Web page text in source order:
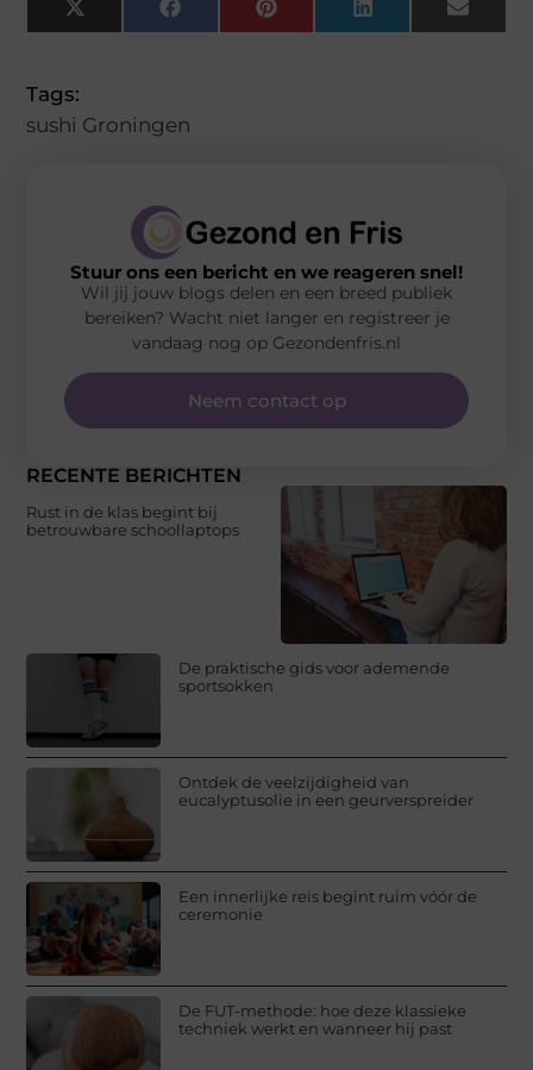
X
(Twitter)
FacebookPinterestLinkedInEmail
Tags:
sushi Groningen
RECENTE BERICHTEN
Rust in de klas begint bij
betrouwbare schoollaptops
De praktische gids voor ademende
sportsokken
Ontdek de veelzijdigheid van
eucalyptusolie in een geurverspreider
Een innerlijke reis begint ruim vóór de
ceremonie
De FUT-methode: hoe deze klassieke
techniek werkt en wanneer hij past
Stuur ons een bericht en we reageren snel!
Wil jij jouw blogs delen en een breed publiek
bereiken? Wacht niet langer en registreer je
vandaag nog op Gezondenfris.nl
Neem contact op